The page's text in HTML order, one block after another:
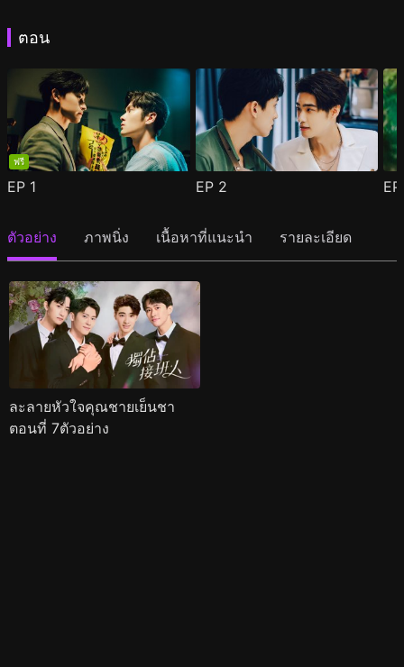
ตอน
ฟรี
EP 1 EP 2
ตัวอย่าง ภาพนิ่ง เนื้อหาที่แนะนำ รายละเอียด
ละลายหัวใจคุณชายเย็นชา
ตอนที่ 7ตัวอย่าง